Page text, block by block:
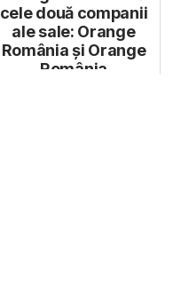
cele două companii
ale sale: Orange
România și Orange
România